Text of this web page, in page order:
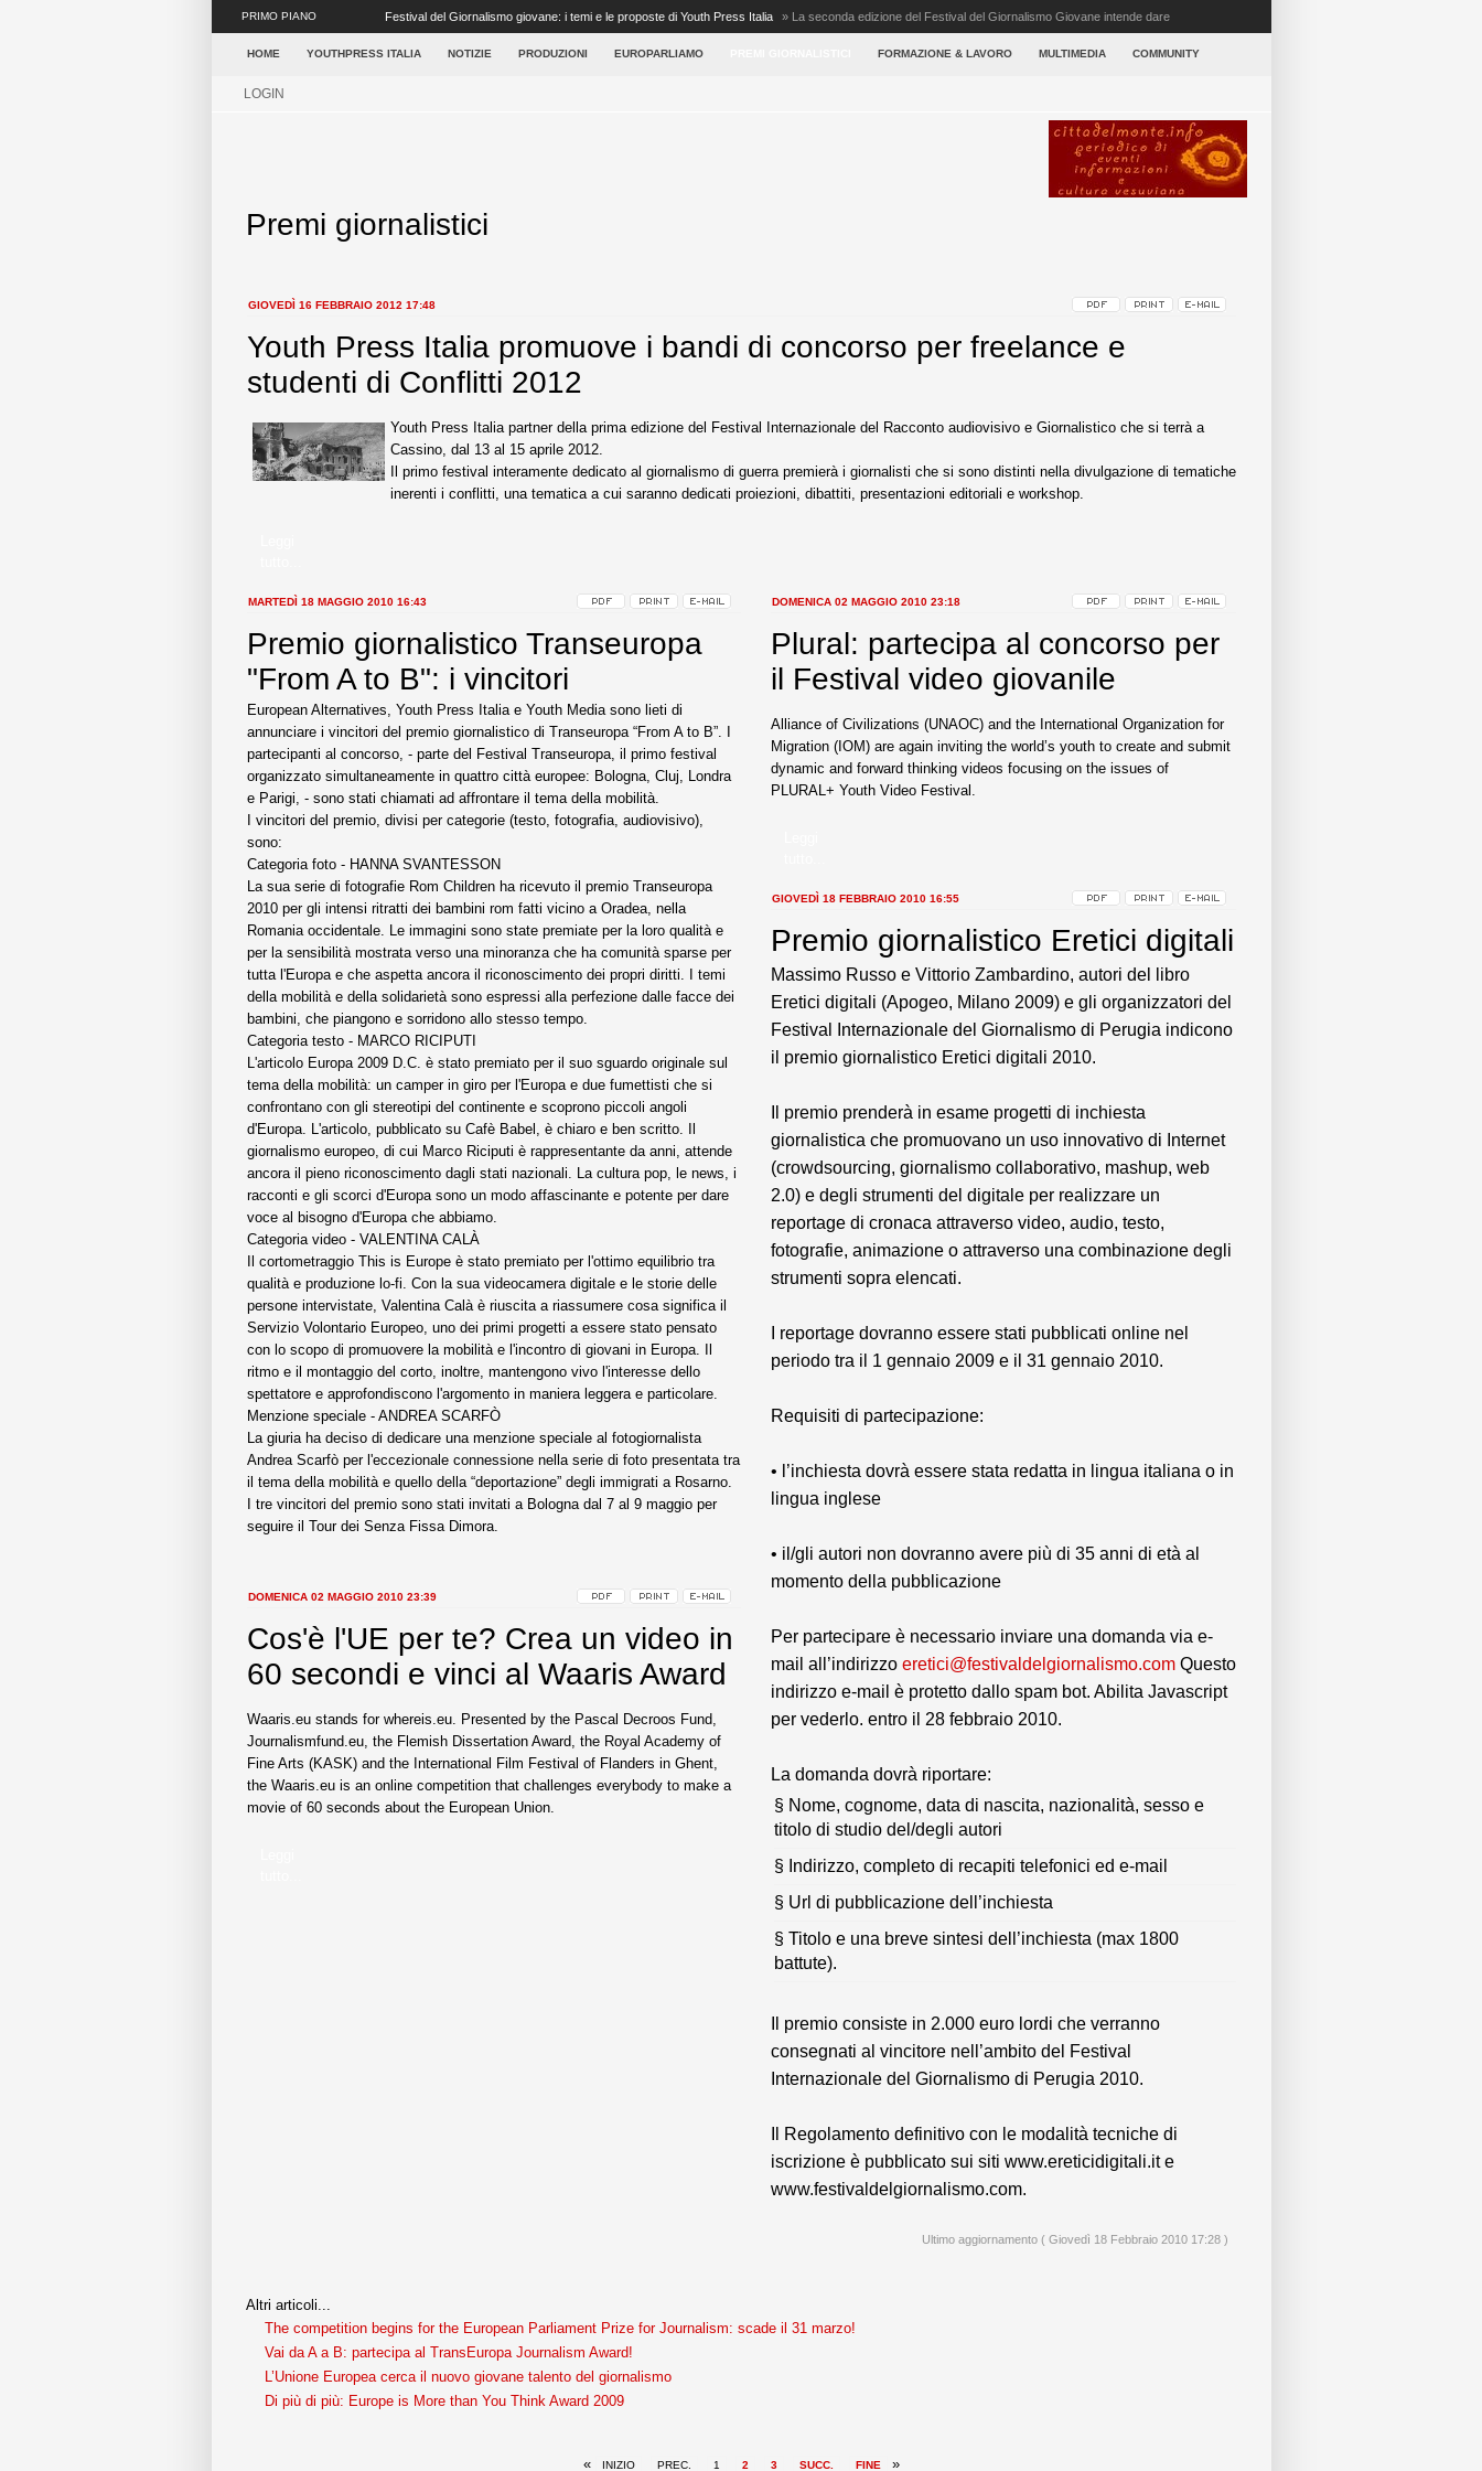
PRIMO PIANO Festival del Giornalismo giovane: i temi e le proposte di Youth Press Italia » La seconda edizione del Festival del Giornalismo Giovane intende dare
concretezza ai tanti elementi ...
HOME YOUTHPRESS ITALIA NOTIZIE PRODUZIONI EUROPARLIAMO FORMAZIONE & LAVORO MULTIMEDIA COMMUNITY
LOGIN
Premi giornalistici
GIOVEDÌ 16 FEBBRAIO 2012 17:48
Youth Press Italia promuove i bandi di concorso per freelance e
studenti di Conflitti 2012
Youth Press Italia partner della prima edizione del Festival Internazionale del Racconto audiovisivo e Giornalistico che si terrà a
Cassino, dal 13 al 15 aprile 2012.
Il primo festival interamente dedicato al giornalismo di guerra premierà i giornalisti che si sono distinti nella divulgazione di tematiche
inerenti i conflitti, una tematica a cui saranno dedicati proiezioni, dibattiti, presentazioni editoriali e workshop.
MARTEDÌ 18 MAGGIO 2010 16:43
Premio giornalistico Transeuropa
"From A to B": i vincitori
European Alternatives, Youth Press Italia e Youth Media sono lieti di
annunciare i vincitori del premio giornalistico di Transeuropa “From A to B”. I
partecipanti al concorso, - parte del Festival Transeuropa, il primo festival
organizzato simultaneamente in quattro città europee: Bologna, Cluj, Londra
e Parigi, - sono stati chiamati ad affrontare il tema della mobilità.
I vincitori del premio, divisi per categorie (testo, fotografia, audiovisivo),
sono:
Categoria foto - HANNA SVANTESSON
La sua serie di fotografie Rom Children ha ricevuto il premio Transeuropa
2010 per gli intensi ritratti dei bambini rom fatti vicino a Oradea, nella
Romania occidentale. Le immagini sono state premiate per la loro qualità e
per la sensibilità mostrata verso una minoranza che ha comunità sparse per
tutta l'Europa e che aspetta ancora il riconoscimento dei propri diritti. I temi
della mobilità e della solidarietà sono espressi alla perfezione dalle facce dei
bambini, che piangono e sorridono allo stesso tempo.
Categoria testo - MARCO RICIPUTI
L'articolo Europa 2009 D.C. è stato premiato per il suo sguardo originale sul
tema della mobilità: un camper in giro per l'Europa e due fumettisti che si
confrontano con gli stereotipi del continente e scoprono piccoli angoli
d'Europa. L'articolo, pubblicato su Cafè Babel, è chiaro e ben scritto. Il
giornalismo europeo, di cui Marco Riciputi è rappresentante da anni, attende
ancora il pieno riconoscimento dagli stati nazionali. La cultura pop, le news, i
racconti e gli scorci d'Europa sono un modo affascinante e potente per dare
voce al bisogno d'Europa che abbiamo.
Categoria video - VALENTINA CALÀ
Il cortometraggio This is Europe è stato premiato per l'ottimo equilibrio tra
qualità e produzione lo-fi. Con la sua videocamera digitale e le storie delle
persone intervistate, Valentina Calà è riuscita a riassumere cosa significa il
Servizio Volontario Europeo, uno dei primi progetti a essere stato pensato
con lo scopo di promuovere la mobilità e l'incontro di giovani in Europa. Il
ritmo e il montaggio del corto, inoltre, mantengono vivo l'interesse dello
spettatore e approfondiscono l'argomento in maniera leggera e particolare.
Menzione speciale - ANDREA SCARFÒ
La giuria ha deciso di dedicare una menzione speciale al fotogiornalista
Andrea Scarfò per l'eccezionale connessione nella serie di foto presentata tra
il tema della mobilità e quello della “deportazione” degli immigrati a Rosarno.
I tre vincitori del premio sono stati invitati a Bologna dal 7 al 9 maggio per
seguire il Tour dei Senza Fissa Dimora.
DOMENICA 02 MAGGIO 2010 23:39
Cos'è l'UE per te? Crea un video in
60 secondi e vinci al Waaris Award
Waaris.eu stands for whereis.eu. Presented by the Pascal Decroos Fund,
Journalismfund.eu, the Flemish Dissertation Award, the Royal Academy of
Fine Arts (KASK) and the International Film Festival of Flanders in Ghent,
the Waaris.eu is an online competition that challenges everybody to make a
movie of 60 seconds about the European Union.
DOMENICA 02 MAGGIO 2010 23:18
Plural: partecipa al concorso per
il Festival video giovanile
Alliance of Civilizations (UNAOC) and the International Organization for
Migration (IOM) are again inviting the world’s youth to create and submit
dynamic and forward thinking videos focusing on the issues of
PLURAL+ Youth Video Festival.
GIOVEDÌ 18 FEBBRAIO 2010 16:55
Premio giornalistico Eretici digitali
Massimo Russo e Vittorio Zambardino, autori del libro
Eretici digitali (Apogeo, Milano 2009) e gli organizzatori del
Festival Internazionale del Giornalismo di Perugia indicono
il premio giornalistico Eretici digitali 2010.
Il premio prenderà in esame progetti di inchiesta
giornalistica che promuovano un uso innovativo di Internet
(crowdsourcing, giornalismo collaborativo, mashup, web
2.0) e degli strumenti del digitale per realizzare un
reportage di cronaca attraverso video, audio, testo,
fotografie, animazione o attraverso una combinazione degli
strumenti sopra elencati.
I reportage dovranno essere stati pubblicati online nel
periodo tra il 1 gennaio 2009 e il 31 gennaio 2010.
Requisiti di partecipazione:
• l’inchiesta dovrà essere stata redatta in lingua italiana o in
lingua inglese
• il/gli autori non dovranno avere più di 35 anni di età al
momento della pubblicazione
Per partecipare è necessario inviare una domanda via e-
mail all’indirizzo eretici@festivaldelgiornalismo.comQuesto
indirizzo e-mail è protetto dallo spam bot. Abilita Javascript
per vederlo. entro il 28 febbraio 2010.
La domanda dovrà riportare:
§ Nome, cognome, data di nascita, nazionalità, sesso e
titolo di studio del/degli autori
§ Indirizzo, completo di recapiti telefonici ed e-mail
§ Url di pubblicazione dell’inchiesta
§ Titolo e una breve sintesi dell’inchiesta (max 1800
battute).
Il premio consiste in 2.000 euro lordi che verranno
consegnati al vincitore nell’ambito del Festival
Internazionale del Giornalismo di Perugia 2010.
Il Regolamento definitivo con le modalità tecniche di
iscrizione è pubblicato sui siti www.ereticidigitali.it e
www.festivaldelgiornalismo.com.
Ultimo aggiornamento ( Giovedì 18 Febbraio 2010 17:28 )
Altri articoli...
The competition begins for the European Parliament Prize for Journalism: scade il 31 marzo!
Vai da A a B: partecipa al TransEuropa Journalism Award!
L’Unione Europea cerca il nuovo giovane talento del giornalismo
Di più di più: Europe is More than You Think Award 2009
« INIZIO PREC. 1 2 3 SUCC. FINE »